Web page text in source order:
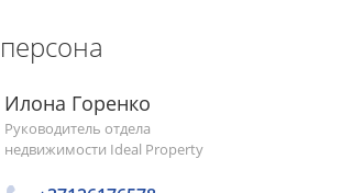
Илона Горенко
Руководитель отдела
недвижимости Ideal Property